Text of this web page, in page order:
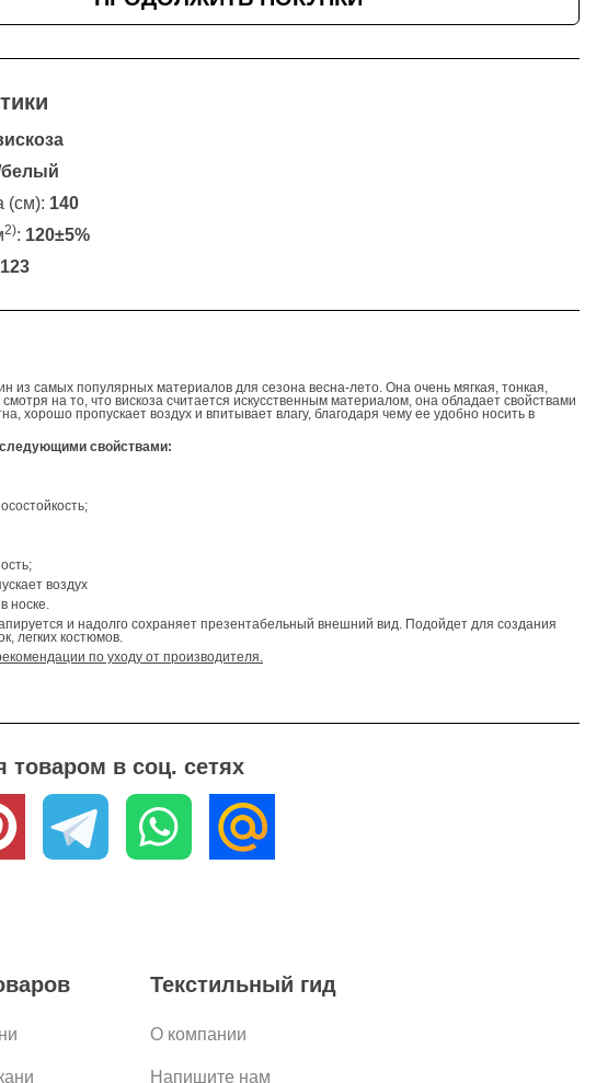
белый
(см): 140
2): 120±5%
из самых популярных материалов для сезона весна-лето. Она очень мягкая, тонкая,
на то, что вискоза считается искусственным материалом, она обладает свойствами
хорошо пропускает воздух и впитывает влагу, благодаря чему ее удобно носить в
свойствами:
воздух
носке.
и надолго сохраняет презентабельный внешний вид. Подойдет для создания
легких костюмов.
по уходу от производителя.
товаром в соц. сетях
Текстильный гид
О компании
Напишите нам